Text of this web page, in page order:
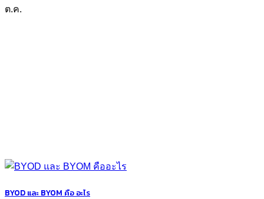
ต.ค.
BYOD และ BYOM คือ อะไร